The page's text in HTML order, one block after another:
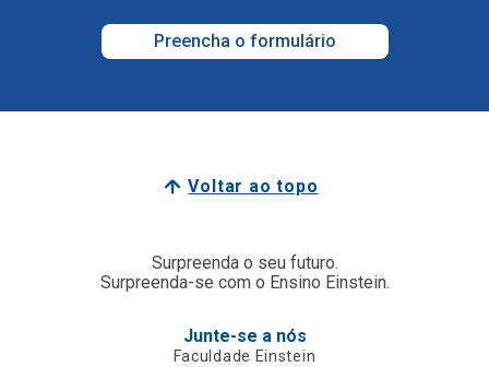
Preencha o formulário
Voltar ao topo
Surpreenda o seu futuro.
Surpreenda-se com o Ensino Einstein.
Junte-se a nós
Faculdade Einstein